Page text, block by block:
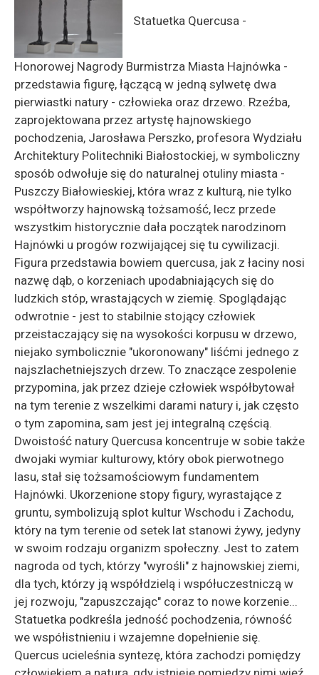
Statuetka Quercusa -
Honorowej Nagrody Burmistrza Miasta Hajnówka -
przedstawia figurę, łączącą w jedną sylwetę dwa
pierwiastki natury - człowieka oraz drzewo. Rzeźba,
zaprojektowana przez artystę hajnowskiego
pochodzenia, Jarosława Perszko, profesora Wydziału
Architektury Politechniki Białostockiej, w symboliczny
sposób odwołuje się do naturalnej otuliny miasta -
Puszczy Białowieskiej, która wraz z kulturą, nie tylko
współtworzy hajnowską tożsamość, lecz przede
wszystkim historycznie dała początek narodzinom
Hajnówki u progów rozwijającej się tu cywilizacji.
Figura przedstawia bowiem quercusa, jak z łaciny nosi
nazwę dąb, o korzeniach upodabniających się do
ludzkich stóp, wrastających w ziemię. Spoglądając
odwrotnie - jest to stabilnie stojący człowiek
przeistaczający się na wysokości korpusu w drzewo,
niejako symbolicznie "ukoronowany" liśćmi jednego z
najszlachetniejszych drzew. To znaczące zespolenie
przypomina, jak przez dzieje człowiek współbytował
na tym terenie z wszelkimi darami natury i, jak często
o tym zapomina, sam jest jej integralną częścią.
Dwoistość natury Quercusa koncentruje w sobie także
dwojaki wymiar kulturowy, który obok pierwotnego
lasu, stał się tożsamościowym fundamentem
Hajnówki. Ukorzenione stopy figury, wyrastające z
gruntu, symbolizują splot kultur Wschodu i Zachodu,
który na tym terenie od setek lat stanowi żywy, jedyny
w swoim rodzaju organizm społeczny. Jest to zatem
nagroda od tych, którzy "wyrośli" z hajnowskiej ziemi,
dla tych, którzy ją współdzielą i współuczestniczą w
jej rozwoju, "zapuszczając" coraz to nowe korzenie...
Statuetka podkreśla jedność pochodzenia, równość
we współistnieniu i wzajemne dopełnienie się.
Quercus ucieleśnia syntezę, która zachodzi pomiędzy